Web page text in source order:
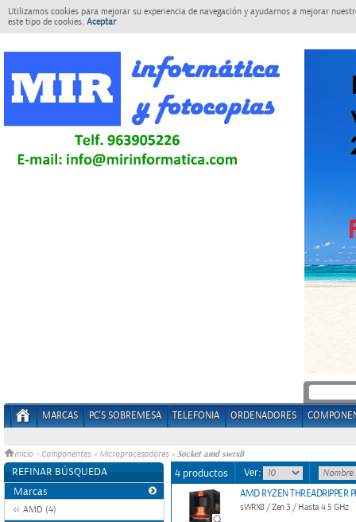
Utilizamos cookies para mejorar su experiencia de navegación y ayudarnos a mejorar
este tipo de cookies. Aceptar
MARCAS PC'S SOBREMESA TELEFONIA ORDENADORES
Inicio > Componentes » Microprocesadores » Socket amd swrx8
REFINAR BÚSQUEDA
Marcas
AMD (4)
4 productos Ver:
AMD RYZEN THREADRIPPER
sWRX8 / Zen 3 / Hasta 4.5 GHz